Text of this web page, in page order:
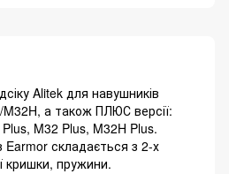
Alitek для навушників
а також ПЛЮС версії:
M32 Plus, M32H Plus.
складається з 2-х
кришки, пружини.